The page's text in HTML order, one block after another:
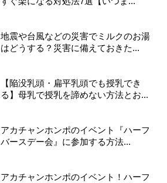
地震や台風などの災害でミルクのお湯
はどうする？災害に備えておきた...
【陥没乳頭・扁平乳頭でも授乳でき
る】母乳で授乳を諦めない方法とお...
アカチャンホンポのイベント『ハーフ
バースデー会』に参加する方法...
アカチャンホンポのイベント！ハーフ